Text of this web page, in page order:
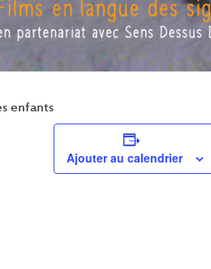
enfants
Ajouter au calendrier